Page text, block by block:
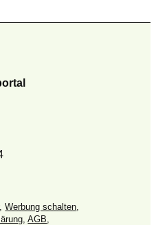
,Werbung schalten
,AGB